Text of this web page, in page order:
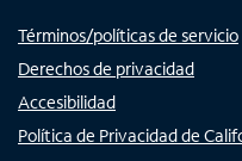
Términos/políticas de servicio
Derechos de privacidad
Accesibilidad
Política de Privacidad de